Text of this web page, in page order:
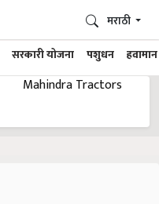
सरकारी योजना पशुधन हवामान
मराठी